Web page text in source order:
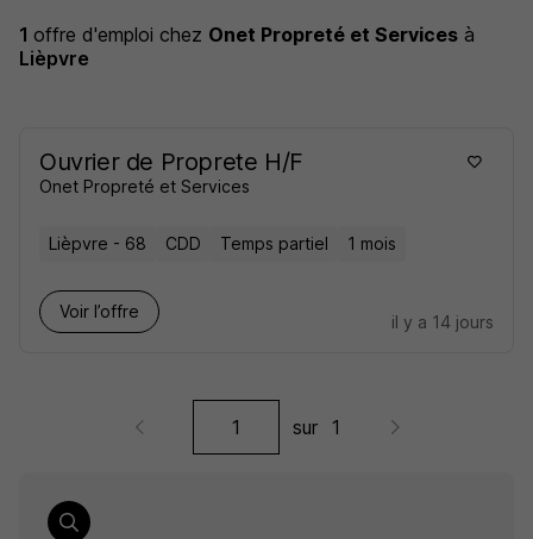
1 offre d'emploi chez Onet Propreté et Services à
Lièpvre
Ouvrier de Proprete H/F
Onet Propreté et Services
Lièpvre - 68 CDD Temps partiel 1 mois
Voir l’offre
il y a 14 jours
sur 1